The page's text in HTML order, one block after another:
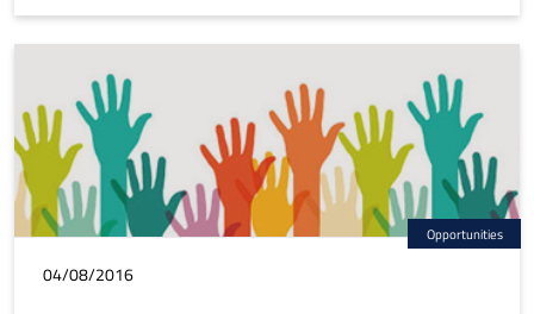
Opportunities
04/08/2016